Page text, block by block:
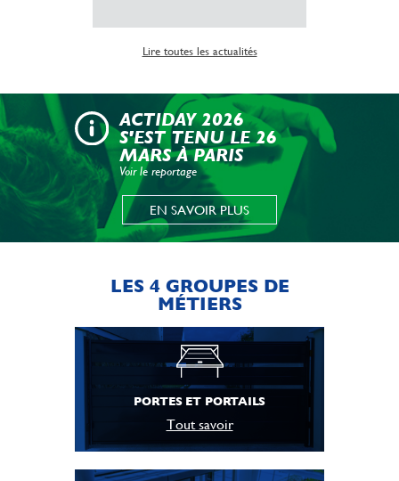
Lire toutes les actualités
ACTIDAY 2026
S'EST TENU LE 26
MARS À PARIS
Voir le reportage
EN SAVOIR PLUS
LES 4 GROUPES DE
MÉTIERS
PORTES ET PORTAILS
Tout savoir